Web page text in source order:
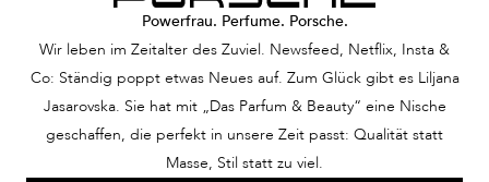
Powerfrau. Perfume. Porsche.
Wir leben im Zeitalter des Zuviel. Newsfeed, Netflix, Insta &
Co: Ständig poppt etwas Neues auf. Zum Glück gibt es Liljana
Jasarovska. Sie hat mit „Das Parfum & Beauty“ eine Nische
geschaffen, die perfekt in unsere Zeit passt: Qualität statt
Masse, Stil statt zu viel.